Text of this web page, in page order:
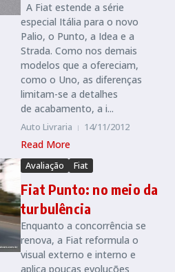
A Fiat estende a série
especial Itália para o novo
Palio, o Punto, a Idea e a
Strada. Como nos demais
modelos que a ofereciam,
como o Uno, as diferenças
limitam-se a detalhes
de acabamento, a i...
Auto Livraria 14/11/2012
Read More
Avaliação Fiat
Fiat Punto: no meio da
turbulência
Enquanto a concorrência se
renova, a Fiat reformula o
visual externo e interno e
aplica poucas evoluções